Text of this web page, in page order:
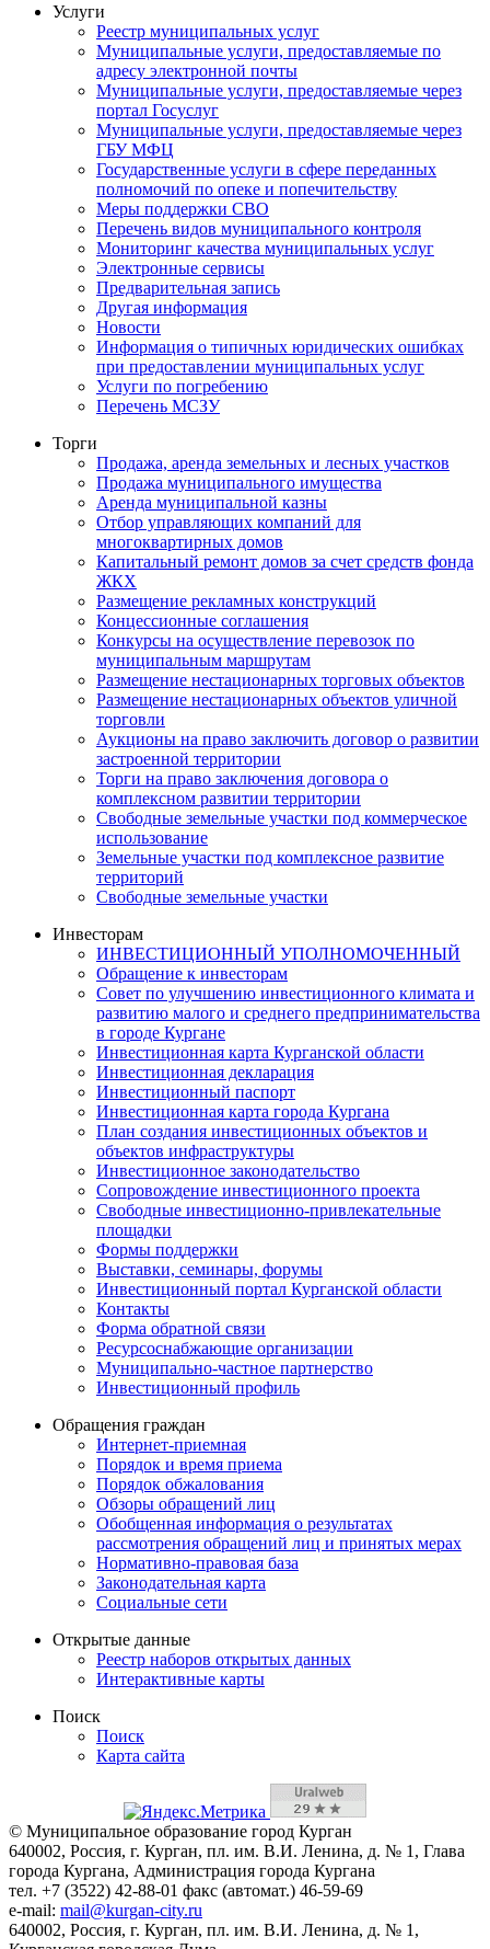
Услуги
Реестр муниципальных услуг
Муниципальные услуги, предоставляемые по
адресу электронной почты
Муниципальные услуги, предоставляемые через
портал Госуслуг
Муниципальные услуги, предоставляемые через
ГБУ МФЦ
Государственные услуги в сфере переданных
полномочий по опеке и попечительству
Меры поддержки СВО
Перечень видов муниципального контроля
Мониторинг качества муниципальных услуг
Электронные сервисы
Предварительная запись
Другая информация
Новости
Информация о типичных юридических ошибках
при предоставлении муниципальных услуг
Услуги по погребению
Перечень МСЗУ
Торги
Продажа, аренда земельных и лесных участков
Продажа муниципального имущества
Аренда муниципальной казны
Отбор управляющих компаний для
многоквартирных домов
Капитальный ремонт домов за счет средств фонда
ЖКХ
Размещение рекламных конструкций
Концессионные соглашения
Конкурсы на осуществление перевозок по
муниципальным маршрутам
Размещение нестационарных торговых объектов
Размещение нестационарных объектов уличной
торговли
Аукционы на право заключить договор о развитии
застроенной территории
Торги на право заключения договора о
комплексном развитии территории
Свободные земельные участки под коммерческое
использование
Земельные участки под комплексное развитие
территорий
Свободные земельные участки
Инвесторам
ИНВЕСТИЦИОННЫЙ УПОЛНОМОЧЕННЫЙ
Обращение к инвесторам
Совет по улучшению инвестиционного климата и
развитию малого и среднего предпринимательства
в городе Кургане
Инвестиционная карта Курганской области
Инвестиционная декларация
Инвестиционный паспорт
Инвестиционная карта города Кургана
План создания инвестиционных объектов и
объектов инфраструктуры
Инвестиционное законодательство
Сопровождение инвестиционного проекта
Свободные инвестиционно-привлекательные
площадки
Формы поддержки
Выставки, семинары, форумы
Инвестиционный портал Курганской области
Контакты
Форма обратной связи
Ресурсоснабжающие организации
Муниципально-частное партнерство
Инвестиционный профиль
Обращения граждан
Интернет-приемная
Порядок и время приема
Порядок обжалования
Обзоры обращений лиц
Обобщенная информация о результатах
рассмотрения обращений лиц и принятых мерах
Нормативно-правовая база
Законодательная карта
Социальные сети
Открытые данные
Реестр наборов открытых данных
Интерактивные карты
Поиск
Поиск
Карта сайта
© Муниципальное образование город Курган
640002, Россия, г. Курган, пл. им. В.И. Ленина, д. № 1, Глава
города Кургана, Администрация города Кургана
тел. +7 (3522) 42-88-01 факс (автомат.) 46-59-69
e-mail: mail@kurgan-city.ru
640002, Россия, г. Курган, пл. им. В.И. Ленина, д. № 1,